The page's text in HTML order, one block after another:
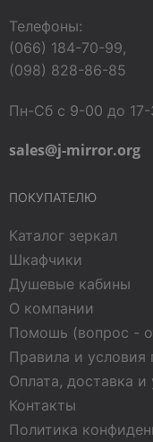
Телефоны:
(066) 184-70-99,
(098) 828-86-85
Пн-Сб с 9-00 до 17-
sales@j-mirror.org
ПОКУПАТЕЛЮ
Каталог зеркал
Шкафчики
Душевые кабины
О компании
Помошь (вопрос -
Правила и условия
Оплата, доставка и
Контакты
Политика